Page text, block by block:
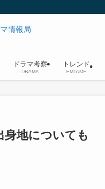
ドラマ考察
DRAMA
トレンド
EMTAME
地についても